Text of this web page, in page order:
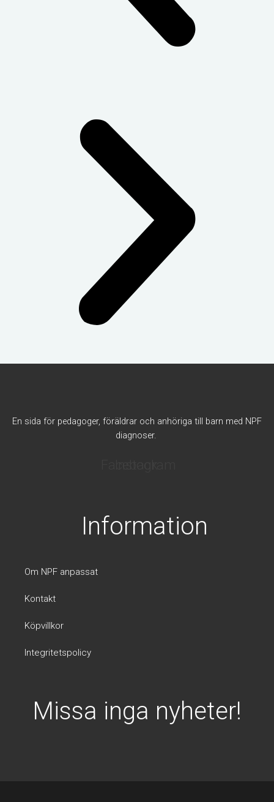
En sida för pedagoger, föräldrar och anhöriga till barn med NPF
diagnoser.
Information
Om NPF anpassat
Kontakt
Köpvillkor
Integritetspolicy
Missa inga nyheter!